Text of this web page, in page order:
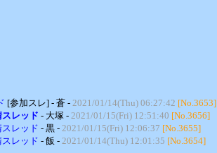
[参加スレ] - 蒼 - 2021/01/14(Thu) 06:27:42 [No.3653]
レッド - 大塚 - 2021/01/15(Fri) 12:51:40 [No.3656]
レッド - 黒 - 2021/01/15(Fri) 12:06:37 [No.3655]
レッド - 飯 - 2021/01/14(Thu) 12:01:35 [No.3654]